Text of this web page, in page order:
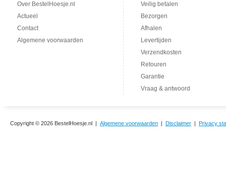
Over BestelHoesje.nl
Actueel
Contact
Algemene voorwaarden
Veilig betalen
Bezorgen
Afhalen
Levertijden
Verzendkosten
Retouren
Garantie
Vraag & antwoord
Copyright © 2026 BestelHoesje.nl | Algemene voorwaarden | Disclaimer | Privacy